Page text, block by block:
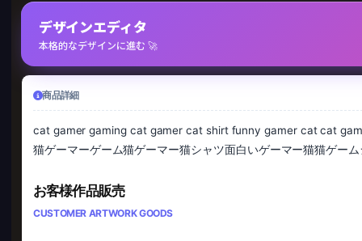
デザインエディタ
本格的なデザインに進む 🚀
商品詳細
cat gamer gaming cat gamer cat shirt funny gamer cat cat
猫ゲーマーゲーム猫ゲーマー猫シャツ面白いゲーマー猫猫ゲ
お客様作品販売
CUSTOMER ARTWORK GOODS